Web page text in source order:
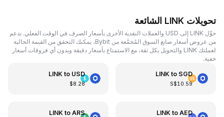
تحويلات LINK الشائعة
حوِّل LINK إلى USD والعملات النقدية الأخرى بأسعار الصرف في الوقت الفعلي. بدعم
من عروض أسعار صانع السوق المُجمَّعة من Bybit، يمكنك التحقق من القيمة الحالية
لعملتك LINK والتحويل بكل ثقة، مع الاستمتاع بأسعار دقيقة وبدون أي فروقات أسعار
خفية.
LINK to SGD
S$10.59
LINK to USD
$8.28
LINK toAED
LINK toARS